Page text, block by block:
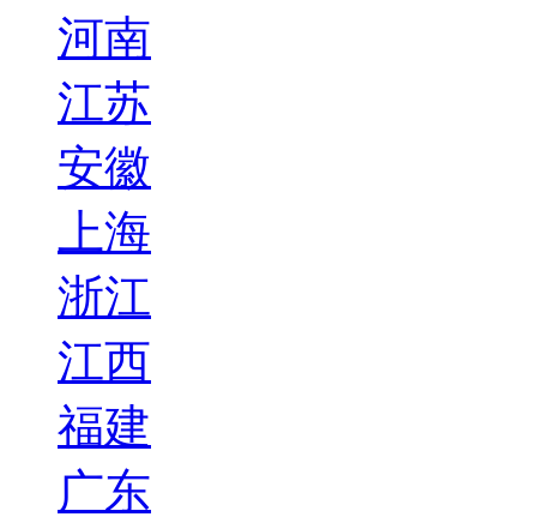
河南
江苏
安徽
上海
浙江
江西
福建
广东